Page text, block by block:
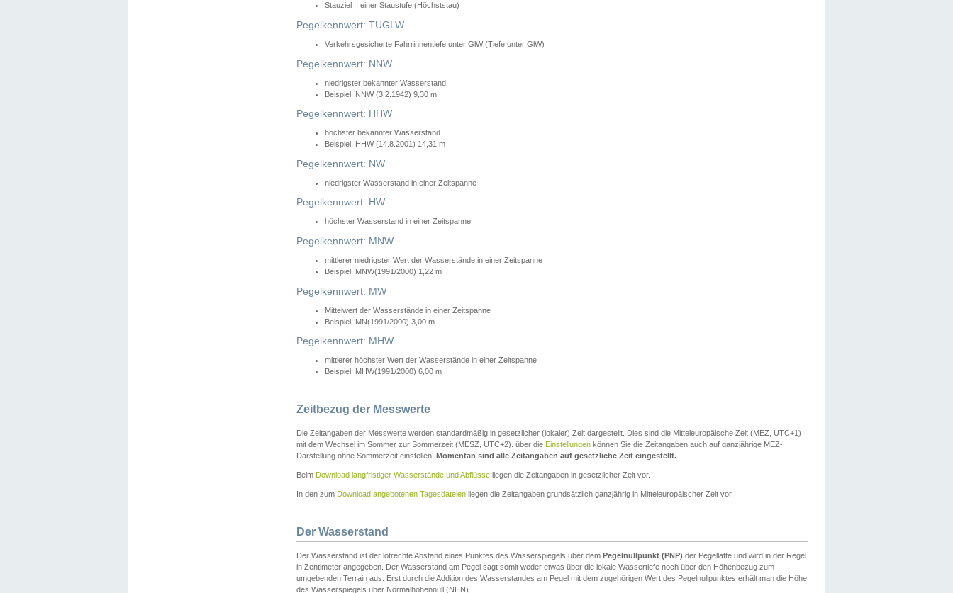
Stauziel II einer Staustufe (Höchststau)
Pegelkennwert: TUGLW
Verkehrsgesicherte Fahrrinnentiefe unter GlW (Tiefe unter GlW)
Pegelkennwert: NNW
niedrigster bekannter Wasserstand
Beispiel: NNW (3.2.1942) 9,30 m
Pegelkennwert: HHW
höchster bekannter Wasserstand
Beispiel: HHW (14.8.2001) 14,31 m
Pegelkennwert: NW
niedrigster Wasserstand in einer Zeitspanne
Pegelkennwert: HW
höchster Wasserstand in einer Zeitspanne
Pegelkennwert: MNW
mittlerer niedrigster Wert der Wasserstände in einer Zeitspanne
Beispiel: MNW(1991/2000) 1,22 m
Pegelkennwert: MW
Mittelwert der Wasserstände in einer Zeitspanne
Beispiel: MN(1991/2000) 3,00 m
Pegelkennwert: MHW
mittlerer höchster Wert der Wasserstände in einer Zeitspanne
Beispiel: MHW(1991/2000) 6,00 m
Zeitbezug der Messwerte
Die Zeitangaben der Messwerte werden standardmäßig in gesetzlicher (lokaler) Zeit dargestellt. Dies sind die Mitteleuropäische Zeit (MEZ, UTC+1)
mit dem Wechsel im Sommer zur Sommerzeit (MESZ, UTC+2). über die Einstellungen können Sie die Zeitangaben auch auf ganzjährige MEZ-
Darstellung ohne Sommerzeit einstellen. Momentan sind alle Zeitangaben auf gesetzliche Zeit eingestellt.
Beim Download langfristiger Wasserstände und Abflüsse liegen die Zeitangaben in gesetzlicher Zeit vor.
In den zum Download angebotenen Tagesdateien liegen die Zeitangaben grundsätzlich ganzjährig in Mitteleuropäischer Zeit vor.
Der Wasserstand
Der Wasserstand ist der lotrechte Abstand eines Punktes des Wasserspiegels über dem Pegelnullpunkt (PNP) der Pegellatte und wird in der Regel
in Zentimeter angegeben. Der Wasserstand am Pegel sagt somit weder etwas über die lokale Wassertiefe noch über den Höhenbezug zum
umgebenden Terrain aus. Erst durch die Addition des Wasserstandes am Pegel mit dem zugehörigen Wert des Pegelnullpunktes erhält man die Höhe
des Wasserspiegels über Normalhöhennull (NHN).